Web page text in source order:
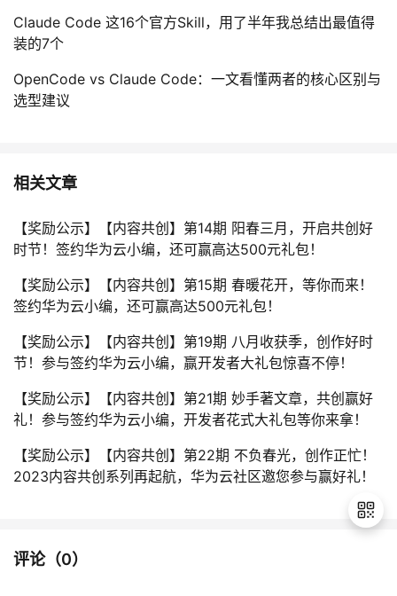
Claude Code 这16个官方Skill，用了半年我总结出最值得
装的7个
OpenCode vs Claude Code：一文看懂两者的核心区别与
选型建议
相关文章
【奖励公示】【内容共创】第14期 阳春三月，开启共创好
时节！签约华为云小编，还可赢高达500元礼包！
【奖励公示】【内容共创】第15期 春暖花开，等你而来！
签约华为云小编，还可赢高达500元礼包！
【奖励公示】【内容共创】第19期 八月收获季，创作好时
节！参与签约华为云小编，赢开发者大礼包惊喜不停！
【奖励公示】【内容共创】第21期 妙手著文章，共创赢好
礼！参与签约华为云小编，开发者花式大礼包等你来拿！
【奖励公示】【内容共创】第22期 不负春光，创作正忙！
2023内容共创系列再起航，华为云社区邀您参与赢好礼！
评论（0）